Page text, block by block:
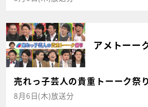
アメトーー
売れっ子芸人の貴重トーーク祭
8月6日(木)放送分